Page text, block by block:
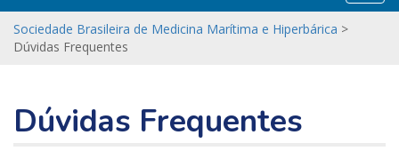
Sociedade Brasileira de Medicina Marítima e Hiperbárica >
Dúvidas Frequentes
Dúvidas Frequentes